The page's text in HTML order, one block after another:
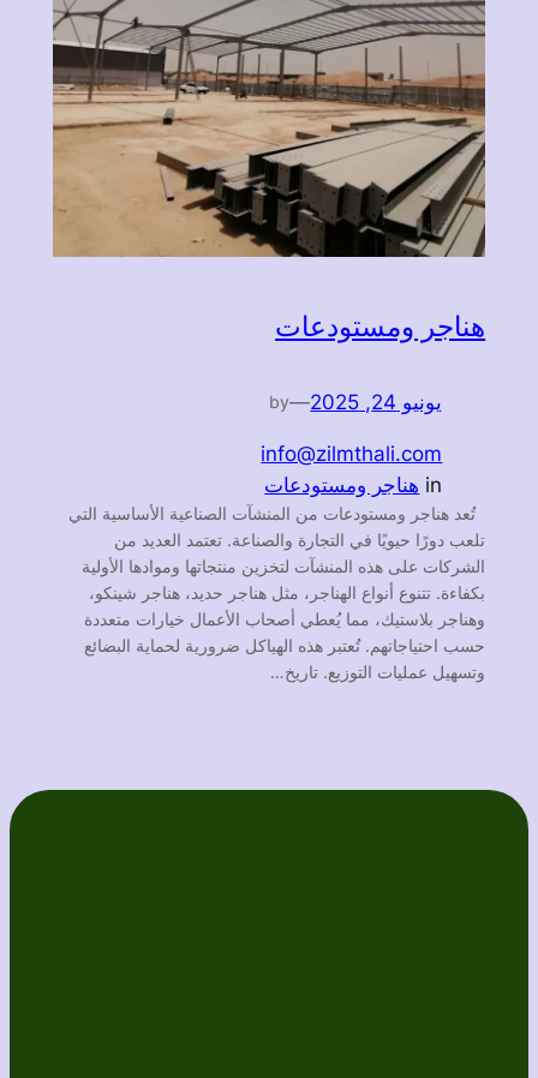
هناجر ومستودعات
يونيو 24, 2025 —
by
info@zilmthali.com
in هناجر ومستودعات
تُعد هناجر ومستودعات من المنشآت الصناعية الأساسية التي
تلعب دورًا حيويًا في التجارة والصناعة. تعتمد العديد من
الشركات على هذه المنشآت لتخزين منتجاتها وموادها الأولية
بكفاءة. تتنوع أنواع الهناجر، مثل هناجر حديد، هناجر شينكو،
وهناجر بلاستيك، مما يُعطي أصحاب الأعمال خيارات متعددة
حسب احتياجاتهم. تُعتبر هذه الهياكل ضرورية لحماية البضائع
وتسهيل عمليات التوزيع. تاريخ…